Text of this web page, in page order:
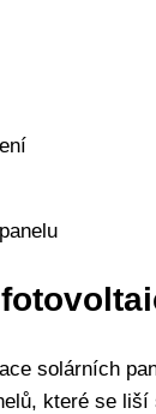
solárních
které se